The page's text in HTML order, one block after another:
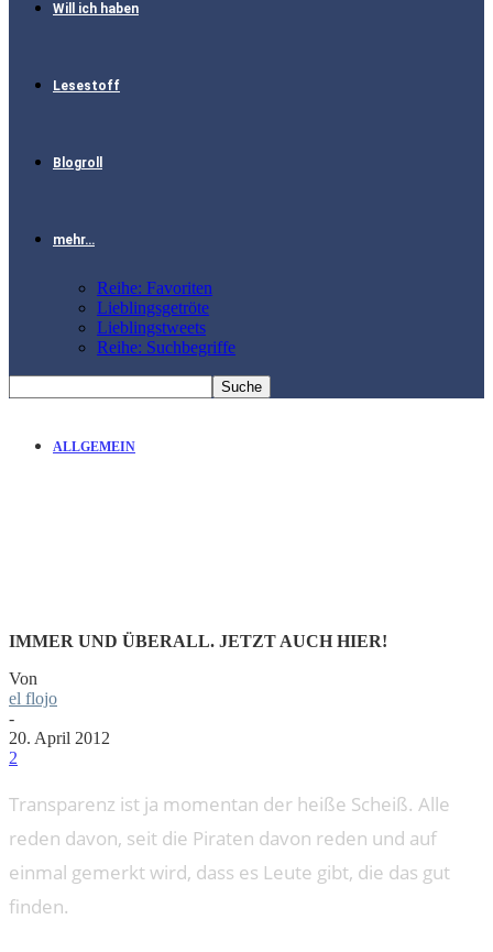
Will ich haben
Lesestoff
Blogroll
mehr…
Reihe: Favoriten
Lieblingsgetröte
Lieblingstweets
Reihe: Suchbegriffe
ALLGEMEIN
IMMER UND ÜBERALL. JETZT AUCH HIER!
Von
el flojo
-
20. April 2012
2
Transparenz ist ja momentan der heiße Scheiß. Alle
reden davon, seit die Piraten davon reden und auf
einmal gemerkt wird, dass es Leute gibt, die das gut
finden.